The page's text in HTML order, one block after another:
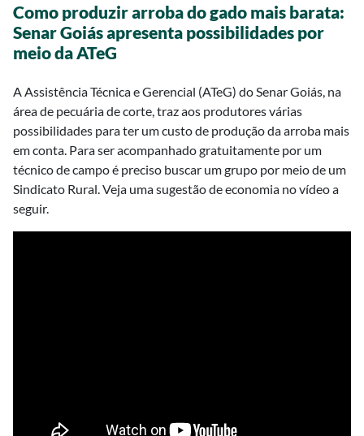
Como produzir arroba do gado mais barata:
Senar Goiás apresenta possibilidades por
meio da ATeG
A Assistência Técnica e Gerencial (ATeG) do Senar Goiás, na
área de pecuária de corte, traz aos produtores várias
possibilidades para ter um custo de produção da arroba mais
em conta. Para ser acompanhado gratuitamente por um
técnico de campo é preciso buscar um grupo por meio de um
Sindicato Rural. Veja uma sugestão de economia no vídeo a
seguir.